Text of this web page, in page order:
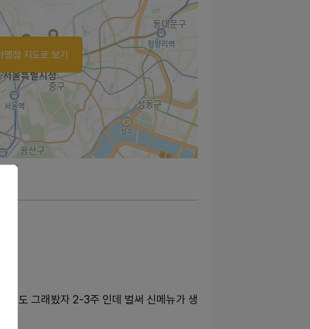
맹점 지도로 보기
여도 그래봤자 2-3주 인데 벌써 신메뉴가 생